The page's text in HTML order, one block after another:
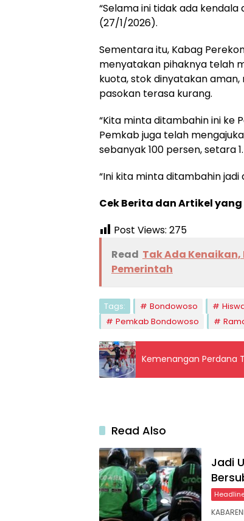
“Selama ini tidak ada
(27/1/2026).
Sementara itu, Kabag
menyatakan pihaknya telah
kuota, stok dinyatakan
pasokan terasa kurang.
“Kita minta ditambahin ini ke
Pemkab juga telah
sebanyak 100 persen, setara
“Ini kita minta ditambahin jadi
Cek Berita dan Artikel
Post Views: 275
Read Tak Ada Kenaikan,
Pemerintah
Tags: Bondowoso
Pemkab Bondowoso
Kemenangan Perdana
Read Also
Jadi